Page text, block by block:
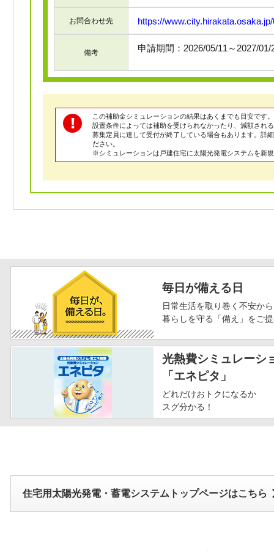
お問合わせ先 https://
備考 申請期間：2026/05/11～2027/01/
この補助金シミュレーションの結果はあくまでも目安です。
設置条件によっては補助を受けられなかったり、減額され
募集定員に達して受付が終了している場合もあります。詳
ださい。
※シミュレーションは戸建住宅に太陽光発電システムを新
毎日が備える日
日常生活を取り巻く不安から
暮らしを守る「備え」をご
光熱費シミュレーシ
「エネピタ」
どれだけおトクになるか
スグ分かる！
住宅用太陽光発電・蓄電システムトップページはこちら